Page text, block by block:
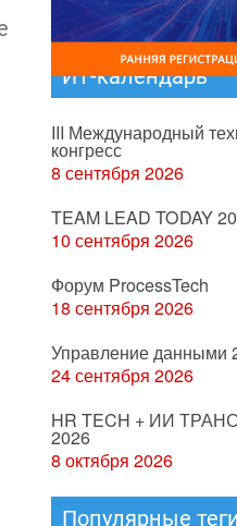
ИТ-календарь
III Международный
конгресс
8 сентября 2026
TEAM LEAD TODAY
10 сентября 2026
Форум ProcessTech
18 сентября 2026
Управление данными
24 сентября 2026
HR TECH + ИИ
2026
8 октября 2026
Популярные теги